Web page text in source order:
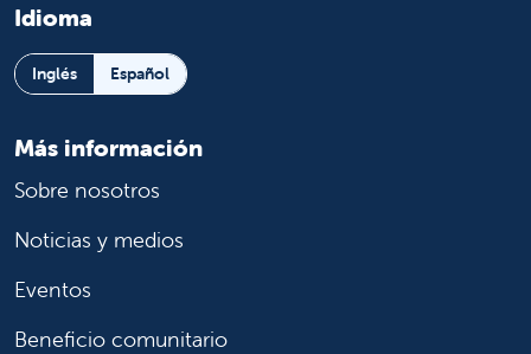
Idioma
Inglés Español
Más información
Sobre nosotros
Noticias y medios
Eventos
Beneficio comunitario